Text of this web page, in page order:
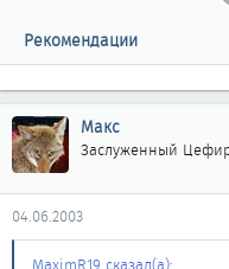
Рекомендации
Макс
Заслуженный
04.06.2003